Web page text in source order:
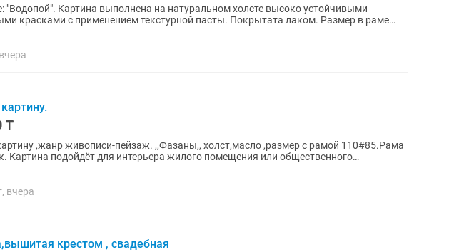
"Водопой". Картина выполнена на натуральном холсте высоко устойчивыми
красками с применением текстурной пасты. Покрытата лаком. Размер в раме
₸
живописи-пейзаж. ,,Фазаны,, холст,масло ,размер с рамой 110#85.Рама
Картина подойдёт для интерьера жилого помещения или общественного
вчера
крестом , свадебная